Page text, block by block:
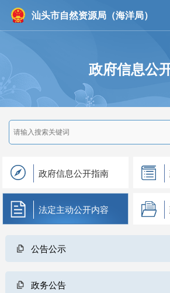
汕头市自然资源局（海洋局）
政府信息公
政府信息公开指南
法定主动公开内容
公告公示
政务公告